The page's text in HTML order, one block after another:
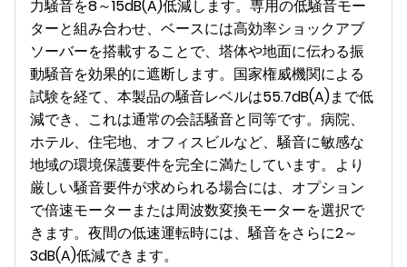
力騒音を8～15dB(A)低減します。専用の低騒音モー
ターと組み合わせ、ベースには高効率ショックアブ
ソーバーを搭載することで、塔体や地面に伝わる振
動騒音を効果的に遮断します。国家権威機関による
試験を経て、本製品の騒音レベルは55.7dB(A)まで低
減でき、これは通常の会話騒音と同等です。病院、
ホテル、住宅地、オフィスビルなど、騒音に敏感な
地域の環境保護要件を完全に満たしています。より
厳しい騒音要件が求められる場合には、オプション
で倍速モーターまたは周波数変換モーターを選択で
きます。夜間の低速運転時には、騒音をさらに2～
3dB(A)低減できます。